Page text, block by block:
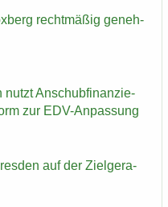
recht­mä­ßig ge­neh­
nutzt An­schub­fi­nan­zie­
zur EDV-​Anpassung
auf der Ziel­ge­ra­